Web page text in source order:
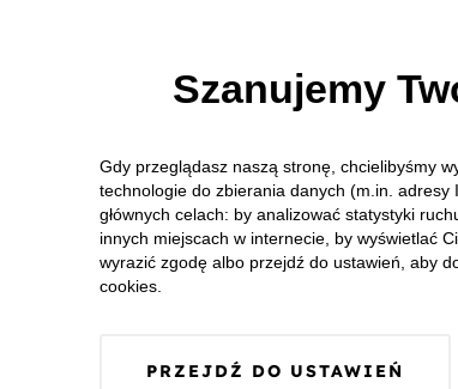
suszonymi i ogórkiem
Szanujemy
Gdy przeglądasz naszą stronę, chcielibyśmy
technologie do zbierania danych (m.in.
głównych celach: by analizować statystyki
innych miejscach w internecie, by wyświetlać
wyrazić zgodę albo przejdź do ustawień, aby
cookies.
PRZEJDŹ DO USTAWIEŃ